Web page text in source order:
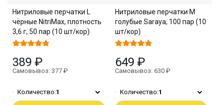
Нитриловые перчатки L
чёрные NitriMax, плотность
3,6 г, 50 пар (10 шт/кор)
389 ₽
Самовывоз: 377 ₽
Количество:1
Нитриловые перчатки M
голубые Saraya, 100 пар (10
шт/кор)
649 ₽
Самовывоз: 630 ₽
Количество:1